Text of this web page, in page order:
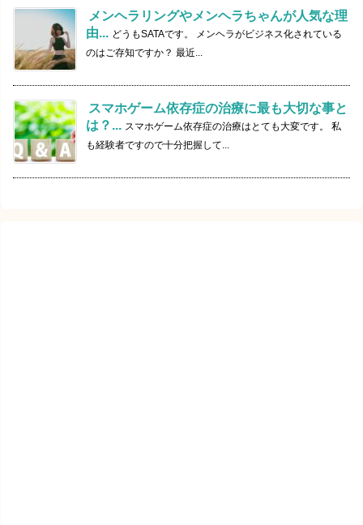
メンヘラリングやメンヘラちゃんが人気な理
由... どうもSATAです。 メンヘラがビジネス化されている
のはご存知ですか？ 最近...
スマホゲーム依存症の治療に最も大切な事と
は？... スマホゲーム依存症の治療はとても大変です。 私
も経験者ですので十分把握して...